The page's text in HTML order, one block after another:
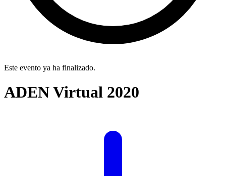
Este evento ya ha finalizado.
ADEN Virtual 2020